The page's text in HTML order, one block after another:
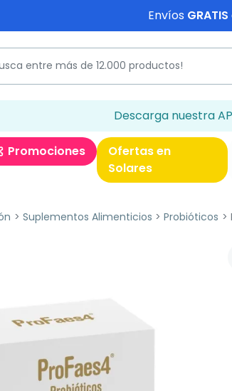
Envíos GRATIS
Descarga nuestra
Promociones
Ofertas en
Solares
Suplementos Alimenticios Probióticos